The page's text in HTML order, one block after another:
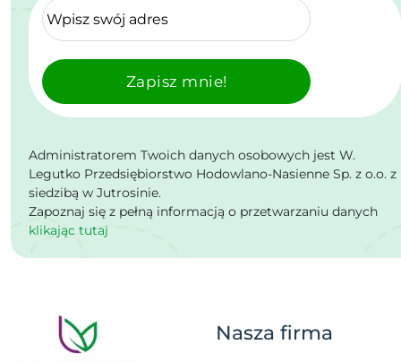
Zapisz mnie!
Administratorem Twoich danych osobowych jest W.
Legutko Przedsiębiorstwo Hodowlano-Nasienne Sp. z o.o. z
siedzibą w Jutrosinie.
Zapoznaj się z pełną informacją o przetwarzaniu danych
klikając tutaj
Nasza firma